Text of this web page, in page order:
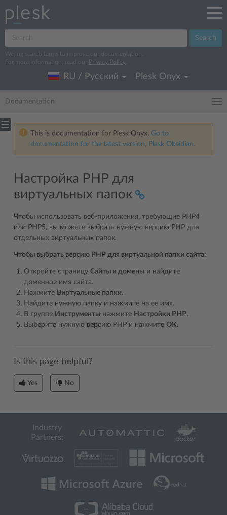
Search
We log search terms to improve our documentation.
For more information, read our
Privacy Policy
RU / Русский Plesk Onyx
Documentation
This is documentation for Plesk Onyx. Go to
documentation for the latest version, Plesk Obsidian.
Настройка PHP для
виртуальных папок
Чтобы использовать веб-приложения, требующие PHP4
или PHP5, вы можете выбрать нужную версию PHP для
отдельных виртуальных папок.
Чтобы выбрать версию PHP для виртуальной папки сайта:
Откройте страницу Сайты и домены и найдите
доменное имя сайта.
Нажмите Виртуальные папки.
Найдите нужную папку и нажмите на ее имя.
В группе Инструменты нажмите Настройки PHP.
Выберите нужную версию PHP и нажмите OK.
Is this page helpful?
Yes No
Industry
Partners: